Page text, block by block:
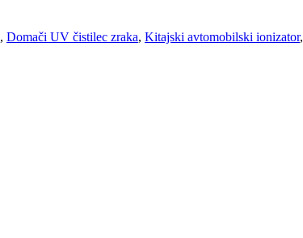
, Domači UV čistilec zraka, Kitajski avtomobilski ionizator,